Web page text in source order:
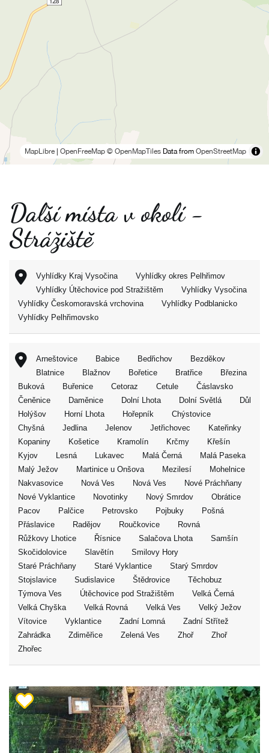
MapLibre OpenFreeMap © OpenMapTiles Data from OpenStreetMap
Další místa v okolí -
Strážiště
Vyhlídky Kraj Vysočina
Vyhlídky okres Pelhřimov
Vyhlídky Útěchovice pod Stražištěm
Vyhlídky Vysočina
Vyhlídky Českomoravská vrchovina
Vyhlídky Podblanicko
Vyhlídky Pelhřimovsko
Arneštovice Babice Bedřichov
Bezděkov
Blatnice
Blažnov Bořetice Bratřice
Březina
Buková
Buřenice Cetoraz Cetule
Čáslavsko
Čeněnice
Daměnice Dolní Lhota Dolní Světlá
Důl
Holýšov
Horní Lhota Hořepník
Chýstovice
Chyšná
Jedlina Jelenov Jetřichovec
Kateřinky
Kopaniny
Košetice Kramolín Krčmy
Křešín
Kyjov
Lesná Lukavec Malá Černá
Malá Paseka
Malý Ježov
Martinice u Onšova Mezilesí
Mohelnice
Nakvasovice
Nová Ves Nová Ves
Nové Práchňany
Nové Vyklantice
Novotinky Nový Smrdov
Obrátice
Pacov
Palčice Petrovsko Pojbuky
Pošná
Přáslavice
Radějov Roučkovice
Rovná
Růžkovy Lhotice
Řísnice Salačova Lhota
Samšín
Skočidolovice
Slavětín
Smilovy Hory
Staré Práchňany
Staré Vyklantice
Starý Smrdov
Stojslavice
Sudislavice Štědrovice
Těchobuz
Týmova Ves
Útěchovice pod Stražištěm
Velká Černá
Velká Chyška
Velká Rovná Velká Ves
Velký Ježov
Vítovice
Vyklantice Zadní Lomná
Zadní Střítež
Zahrádka
Zdiměřice Zelená Ves Zhoř
Zhoř
Zhořec